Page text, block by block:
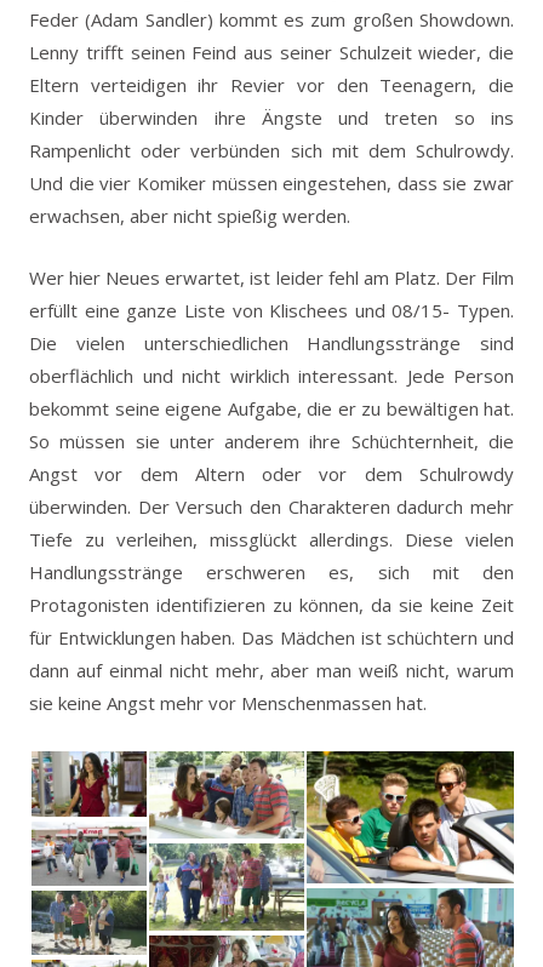
Feder (Adam Sandler) kommt es zum großen Showdown.
Lenny trifft seinen Feind aus seiner Schulzeit wieder, die
Eltern verteidigen ihr Revier vor den Teenagern, die
Kinder überwinden ihre Ängste und treten so ins
Rampenlicht oder verbünden sich mit dem Schulrowdy.
Und die vier Komiker müssen eingestehen, dass sie zwar
erwachsen, aber nicht spießig werden.
Wer hier Neues erwartet, ist leider fehl am Platz. Der Film
erfüllt eine ganze Liste von Klischees und 08/15- Typen.
Die vielen unterschiedlichen Handlungsstränge sind
oberflächlich und nicht wirklich interessant. Jede Person
bekommt seine eigene Aufgabe, die er zu bewältigen hat.
So müssen sie unter anderem ihre Schüchternheit, die
Angst vor dem Altern oder vor dem Schulrowdy
überwinden. Der Versuch den Charakteren dadurch mehr
Tiefe zu verleihen, missglückt allerdings. Diese vielen
Handlungsstränge erschweren es, sich mit den
Protagonisten identifizieren zu können, da sie keine Zeit
für Entwicklungen haben. Das Mädchen ist schüchtern und
dann auf einmal nicht mehr, aber man weiß nicht, warum
sie keine Angst mehr vor Menschenmassen hat.